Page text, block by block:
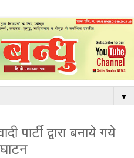
▼
पार्टी द्वारा बनाये गये